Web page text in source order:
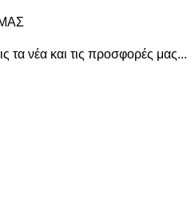
τα νέα και τις προσφορές μας...